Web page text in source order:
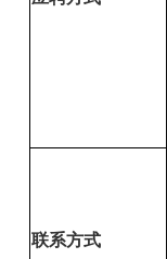
联系方式